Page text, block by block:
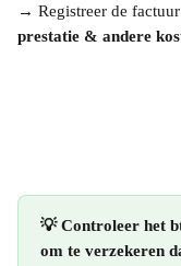
→ Registreer de
prestatie & andere
💡 Controleer het
om te verzekeren